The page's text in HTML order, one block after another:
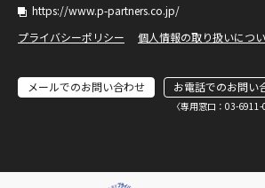
https://www.p-partners.co.jp/
プライバシーポリシー
個人情報の取り扱いにつ
メールでのお問い合わせ お電話でのお問い
〈専⽤窓⼝：03-6911-